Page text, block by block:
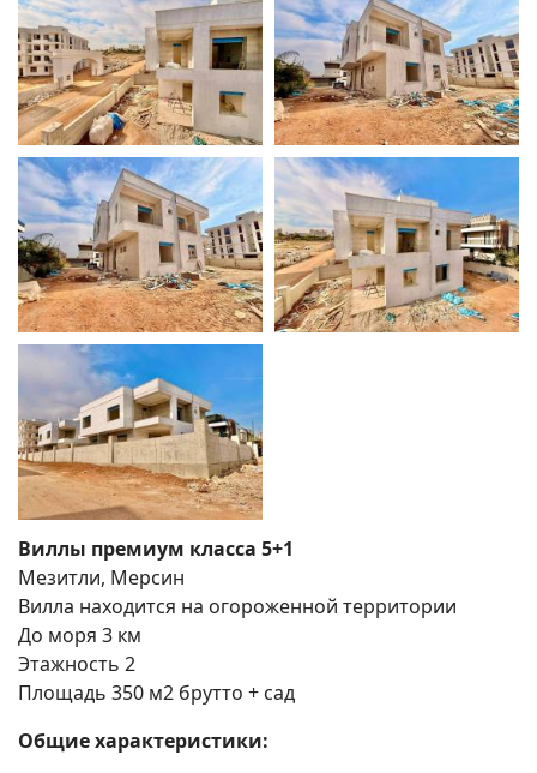
Виллы премиум класса 5+1
Мезитли, Мерсин
Вилла находится на огороженной территории
До моря 3 км
Этажность 2
Площадь 350 м2 брутто + сад
Общие характеристики: